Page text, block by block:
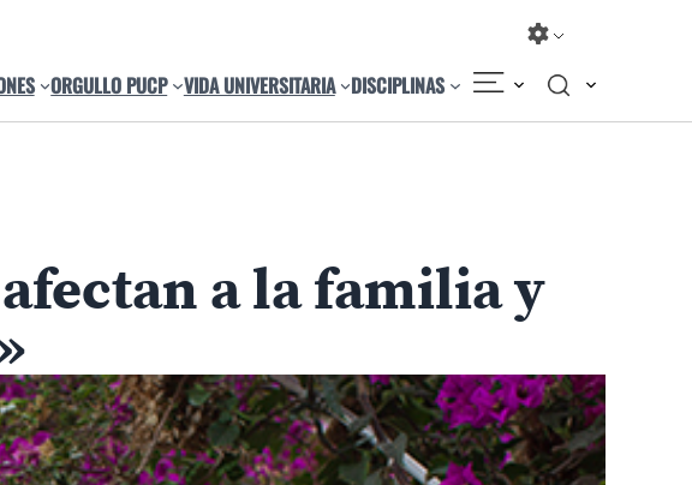
ORGULLO PUCP VIDA UNIVERSITARIA DISCIPLINAS
a la familia y